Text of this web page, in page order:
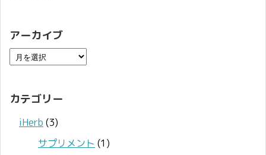
アーカイブ
カテゴリー
iHerb (3)
サプリメント (1)